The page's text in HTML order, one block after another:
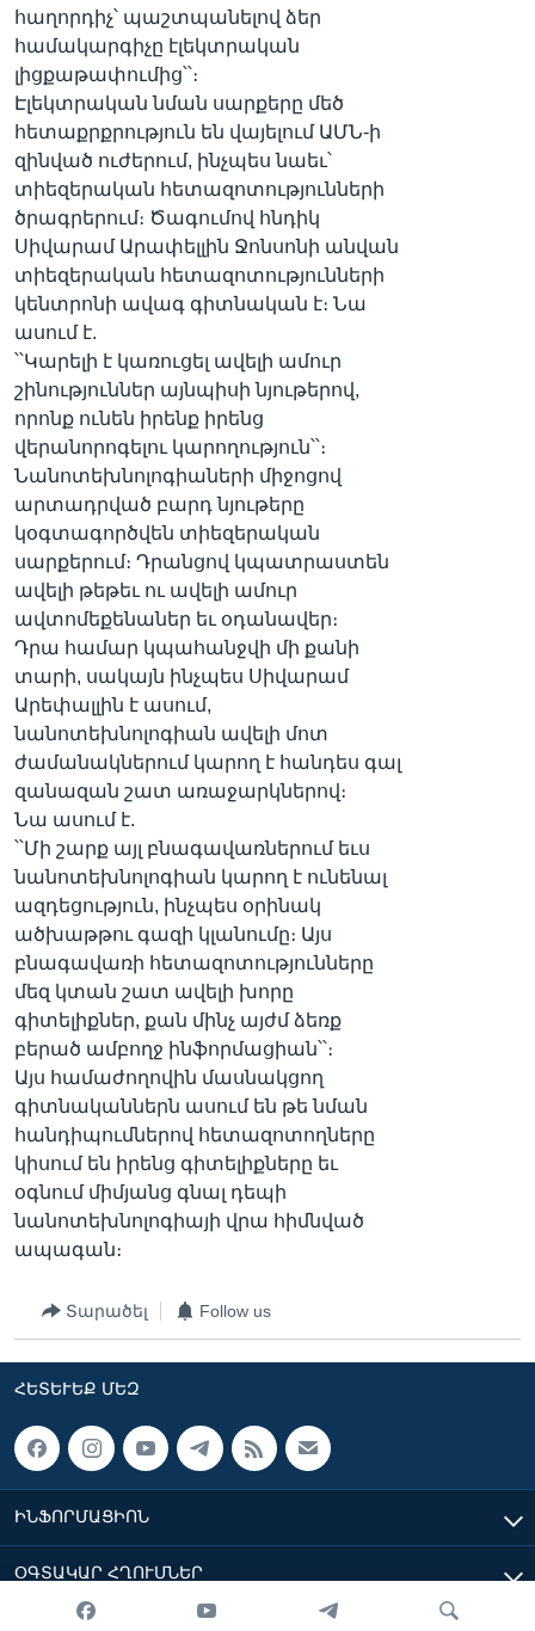
հաղորդիչ՝ պաշտպանելով ձեր
համակարգիչը էլեկտրական
լիցքաթափումից՝՝։
Էլեկտրական նման սարքերը մեծ
հետաքրքրություն են վայելում ԱՄՆ-ի
զինված ուժերում, ինչպես նաեւ՝
տիեզերական հետազոտությունների
ծրագրերում։ Ծագումով հնդիկ
Սիվարամ Արափելլին Ջոնսոնի անվան
տիեզերական հետազոտությունների
կենտրոնի ավագ գիտնական է։ Նա
ասում է.
՝՝Կարելի է կառուցել ավելի ամուր
շինություններ այնպիսի նյութերով,
որոնք ունեն իրենք իրենց
վերանորոգելու կարողություն՝՝։
Նանոտեխնոլոգիաների միջոցով
արտադրված բարդ նյութերը
կօգտագործվեն տիեզերական
սարքերում։ Դրանցով կպատրաստեն
ավելի թեթեւ ու ավելի ամուր
ավտոմեքենաներ եւ օդանավեր։
Դրա համար կպահանջվի մի քանի
տարի, սակայն ինչպես Սիվարամ
Արեփալլին է ասում,
նանոտեխնոլոգիան ավելի մոտ
ժամանակներում կարող է հանդես գալ
զանազան շատ առաջարկներով։
Նա ասում է.
՝՝Մի շարք այլ բնագավառներում եւս
նանոտեխնոլոգիան կարող է ունենալ
ազդեցություն, ինչպես օրինակ
ածխաթթու գազի կլանումը։ Այս
բնագավառի հետազոտությունները
մեզ կտան շատ ավելի խորը
գիտելիքներ, քան մինչ այժմ ձեռք
բերած ամբողջ ինֆորմացիան՝՝։
Այս համաժողովին մասնակցող
գիտնականներն ասում են թե նման
հանդիպումներով հետազոտողները
կիսում են իրենց գիտելիքները եւ
օգնում միմյանց գնալ դեպի
նանոտեխնոլոգիայի վրա հիմնված
ապագան։
Տարածել Follow us
ՀԵՏԵՒԵՔ ՄԵԶ
ԻՆՖՈՐՄԱՑԻՈՆ
ՕԳՏԱԿԱՐ ՀՂՈՒՄՆԵՐ